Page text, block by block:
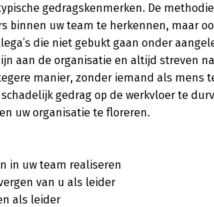
gedragskenmerken. De
binnen uw team te herkennen, maar
die niet gebukt gaan onder
aan de organisatie en altijd streven
manier, zonder iemand als mens
gedrag op de werkvloer te
uw organisatie te floreren.
in uw team realiseren
van u als leider
als leider